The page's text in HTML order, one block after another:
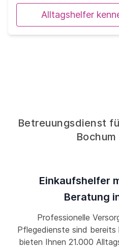
Alltagshelfer
Betreuungsdienst
Einkaufshelfer
Beratung
Professionelle
Pflegedienste sind bereits
bieten Ihnen 21.000